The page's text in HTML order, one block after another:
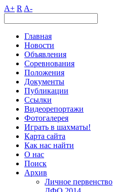
A+ R A-
Главная
Новости
Объявления
Соревнования
Положения
Документы
Публикации
Ссылки
Видеорепортажи
Фотогалерея
Играть в шахматы!
Карта сайта
Как нас найти
О нас
Поиск
Архив
Личное первенство